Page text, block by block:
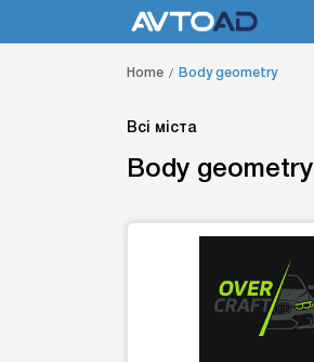
Home Body geometry
Всі міста
Body geometry